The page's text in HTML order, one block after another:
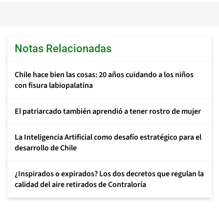
Notas Relacionadas
Chile hace bien las cosas: 20 años cuidando a los niños
con fisura labiopalatina
El patriarcado también aprendió a tener rostro de mujer
La Inteligencia Artificial como desafío estratégico para el
desarrollo de Chile
¿Inspirados o expirados? Los dos decretos que regulan la
calidad del aire retirados de Contraloría